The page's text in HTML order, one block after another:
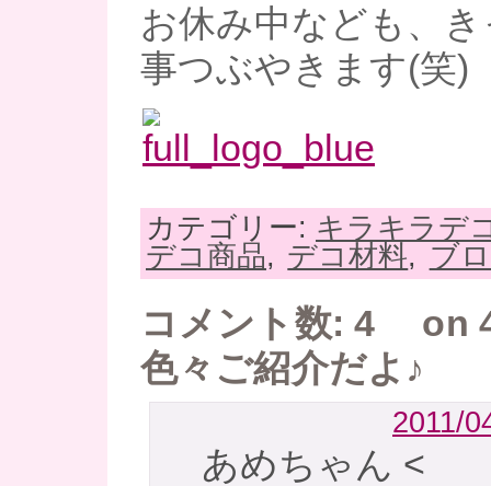
お休み中なども、
事つぶやきます(笑)
カテゴリー: キラキラデ
デコ商品, デコ材料, ブ
コメント数: 4 on
色々ご紹介だよ♪
2011/
あめちゃん <